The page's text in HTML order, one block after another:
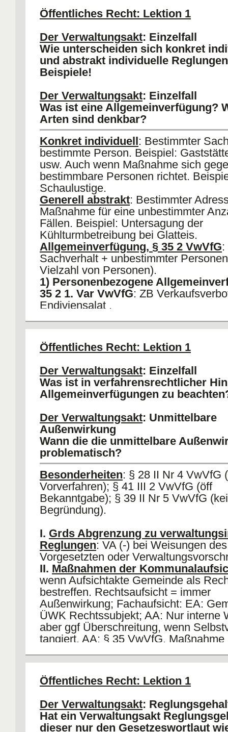
individuell
(bestimmbar)
generell
(unbestimmbar)
Allgemeinverfügung,
§ 35 2 VwVfG
Öffentliches Recht: Lektion 1
Der Verwaltungsakt: Einzelfall
Wie unterscheiden sich konkret
und abstrakt individuelle
Beispiele!
Der Verwaltungsakt: Einzelfall
Was ist eine Allgemeinverfügung?
Arten sind denkbar?
Konkret individuell: Bestimmter
bestimmte Person. Beispiel:
usw. Auch wenn Maßnahme sich
bestimmbare Personen richtet.
Schaulustige.
Generell abstrakt: Bestimmter
Maßnahme für eine unbestimmter
Fällen. Beispiel: Untersagung der
Kühlturmbetreibung bei Glatteis.
Allgemeinverfügung, § 35 2 VwVfG
Sachverhalt + unbestimmter
Vielzahl von Personen).
1) Personenbezogene
35 2 1. Var VwVfG: ZB
Endiviensalat .
2. Var VwVfG: ZB Widmung einer
3) Benutzerbezogene
35 2 3. Var VwVfG:
Problem
: Verkehrsschilder: Da eine
Fällen geregelt wird, könnte diese
sein. HM: Ge- und Verbot enthaltende
Allgemeinverfügung (trifft alle
Öffentliches Recht: Lektion 1
Der Verwaltungsakt: Einzelfall
Was ist in verfahrensrechtlicher
Allgemeinverfügungen zu
Der Verwaltungsakt: Unmittelbare
Außenwirkung
Wann die die unmittelbare
problematisch?
Besonderheiten: § 28 II Nr 4 VwVfG
Vorverfahren); § 41 III 2 VwVfG (öff
Bekanntgabe); § 39 II Nr 5 VwVfG
Begründung).
I. Grds Abgrenzung zu
Reglungen: VA (-) bei Weisungen des
Vorgesetzten oder
II. Maßnahmen der
wenn Aufsichtakte Gemeinde als
bestreffen. Rechtsaufsicht = immer
Außenwirkung; Fachaufsicht: EA:
ÜWK Rechtssubjekt; AA: Nur interne
aber ggf Überschreitung, wenn
tangiert. AA: § 35 VwVfG. Maßnahme
nie, damit VA (-). Ausnahme: Eingriff
Selbstverwaltung.
III.Sonderstatusverhältnisse: a)
bei
Grundverhältnis , VA (-) bei
b) Heute: VA (+) bei Engirff in
VA (-) bei Behördenfunktion.
Öffentliches Recht: Lektion 1
Der Verwaltungsakt:
Hat ein Verwaltungsakt
dieser nur den Gesetzeswortlaut